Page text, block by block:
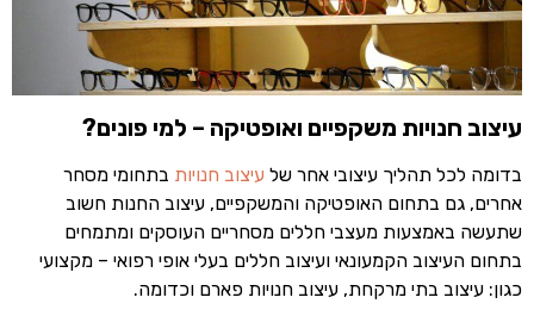
עיצוב חנויות משקפיים ואופטיקה – למי פונים?
בדומה לכל תהליך עיצובי אחר של עיצוב חנויות בתחומי מסחר
אחרים, גם בתחום האופטיקה והמשקפיים, עיצוב החנות חשוב
שתעשה באמצעות מעצבי חללים מסחריים העוסקים ומתמחים
בתחום העיצוב הקמעונאי ועיצוב חללים בעלי אופי רפואי – מקצועי
כגון: עיצוב בתי מרקחת, עיצוב חנויות פארם וכדומה.